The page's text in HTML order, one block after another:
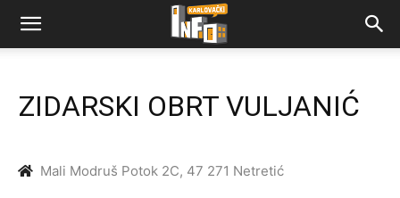
ZIDARSKI OBRT VULJANIĆ
Mali Modruš Potok 2C, 47 271 Netretić